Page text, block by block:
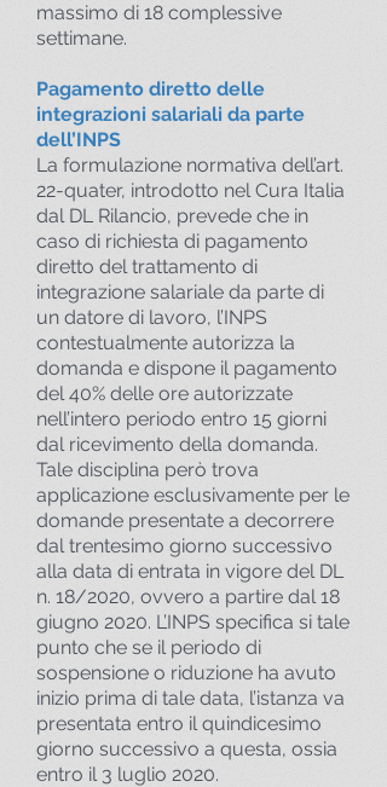
massimo di 18 complessive
settimane.
Pagamento diretto delle
integrazioni salariali da parte
dell’INPS
La formulazione normativa dell’art.
22-quater, introdotto nel Cura Italia
dal DL Rilancio, prevede che in
caso di richiesta di pagamento
diretto del trattamento di
integrazione salariale da parte di
un datore di lavoro, l’INPS
contestualmente autorizza la
domanda e dispone il pagamento
del 40% delle ore autorizzate
nell’intero periodo entro 15 giorni
dal ricevimento della domanda.
Tale disciplina però trova
applicazione esclusivamente per le
domande presentate a decorrere
dal trentesimo giorno successivo
alla data di entrata in vigore del DL
n. 18/2020, ovvero a partire dal 18
giugno 2020. L’INPS specifica si tale
punto che se il periodo di
sospensione o riduzione ha avuto
inizio prima di tale data, l’istanza va
presentata entro il quindicesimo
giorno successivo a questa, ossia
entro il 3 luglio 2020.